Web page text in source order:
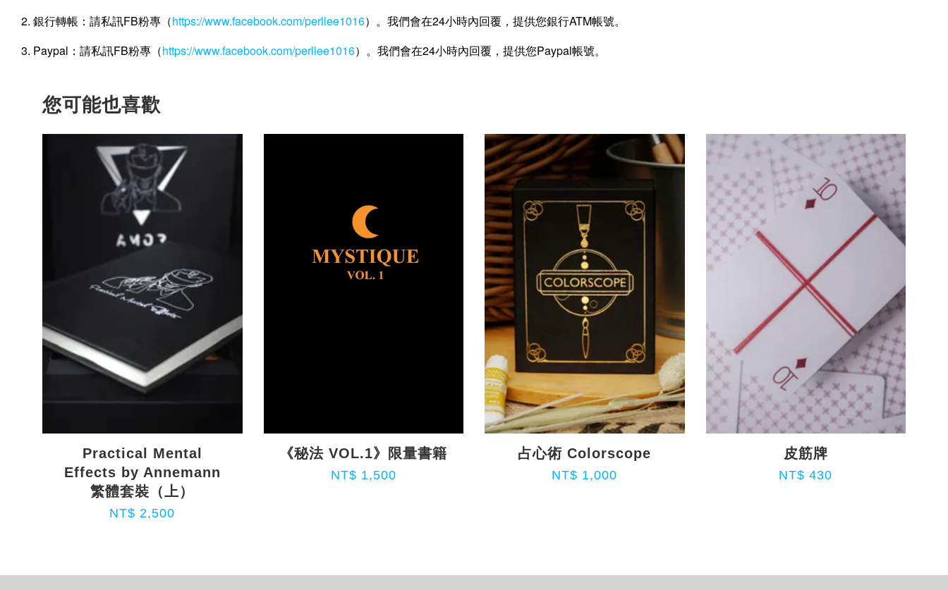
2. 銀行轉帳：請私訊FB粉專（https://www.facebook.com/perllee1016）。我們會在24小時內回覆，提供您銀行ATM帳號。
3. Paypal：請私訊FB粉專（https://www.facebook.com/perllee1016）。我們會在24小時內回覆，提供您Paypal帳號。
您可能也喜歡
Practical Mental
Effects by Annemann
繁體套裝（上）
NT$ 2,500
《秘法 VOL.1》限量書籍
NT$ 1,500
占心術 Colorscope
NT$ 1,000
皮筋牌
NT$ 430